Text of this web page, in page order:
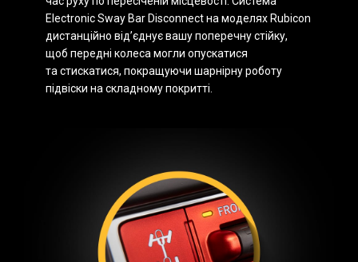
Electronic Sway Bar Disconnect на моделях Rubicon
дистанційно від’єднує вашу поперечну стійку,
щоб передні колеса могли опускатися
та стискатися, покращуючи шарнірну роботу
підвіски на складному покритті.